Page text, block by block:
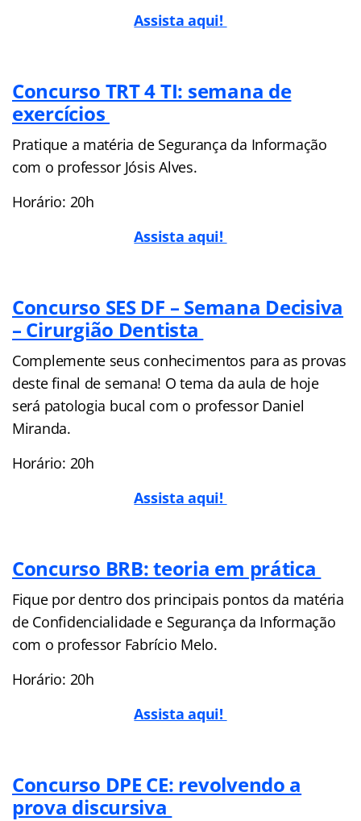
Assista aqui!
Concurso TRT 4 TI: semana de
exercícios
Pratique a matéria de Segurança da Informação
com o professor Jósis Alves.
Horário: 20h
Assista aqui!
Concurso SES DF – Semana Decisiva
– Cirurgião Dentista
Complemente seus conhecimentos para as provas
deste final de semana! O tema da aula de hoje
será patologia bucal com o professor Daniel
Miranda.
Horário: 20h
Assista aqui!
Concurso BRB: teoria em prática
Fique por dentro dos principais pontos da matéria
de Confidencialidade e Segurança da Informação
com o professor Fabrício Melo.
Horário: 20h
Assista aqui!
Concurso DPE CE: revolvendo a
prova discursiva